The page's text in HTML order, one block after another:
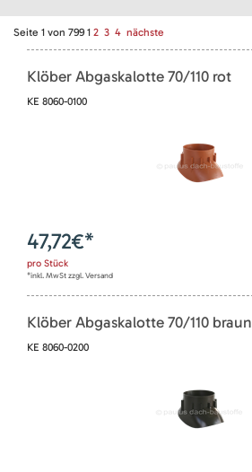
Seite 1 von 799 1 2 3 4 nächste
Klöber Abgaskalotte 70/110 rot
KE 8060-0100
47,72€*
pro Stück
*inkl. MwSt zzgl. Versand
Klöber Abgaskalotte 70/110 braun
KE 8060-0200